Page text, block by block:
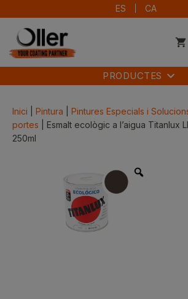
contingut
ES CA
PRODUCTES
Inici Pintura Pintures Especials i
portes | Esmalt ecològic a l’aigua Titanlux
250ml